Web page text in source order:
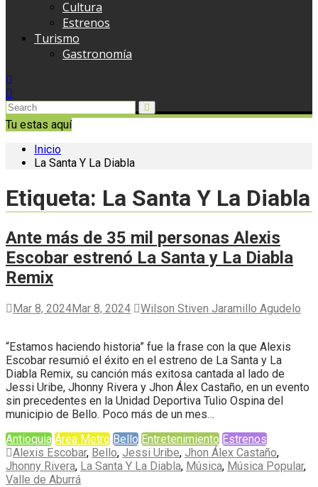
Cultura
Estrenos
Turismo
Gastronomía
Tu estas aquí
Inicio
La Santa Y La Diabla
Etiqueta: La Santa Y La Diabla
Ante más de 35 mil personas Alexis
Escobar estrenó La Santa y La Diabla
Remix
Mar 8, 2024Mar 8, 2024 Wilson Stiven Jaramillo Agudelo
“Estamos haciendo historia” fue la frase con la que Alexis
Escobar resumió el éxito en el estreno de La Santa y La
Diabla Remix, su canción más exitosa cantada al lado de
Jessi Uribe, Jhonny Rivera y Jhon Álex Castaño, en un evento
sin precedentes en la Unidad Deportiva Tulio Ospina del
municipio de Bello. Poco más de un mes…
Antioquia Área Metro Bello Entretenimiento Estrenos
Alexis Escobar, Bello, Jessi Uribe, Jhon Álex Castaño,
Jhonny Rivera, La Santa Y La Diabla, Música, Música Popular,
Valle de Aburrá